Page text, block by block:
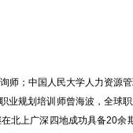
；中国人民大学人力资源
业规划培训师曾海波，全球
北上广深四地成功具备20